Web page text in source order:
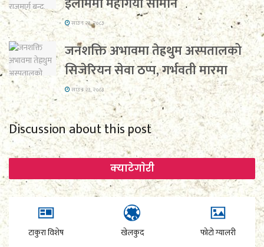
साउन २३, २०८३
जनशक्ति अभावमा तेह्रथुम अस्पतालको
सिजेरियन सेवा ठप्प, गर्भवती मारमा
साउन २३, २०८३
Discussion about this post
क्याटेगाेरी
टाकुरा विशेष खेलकुद फोटो ग्यालरी